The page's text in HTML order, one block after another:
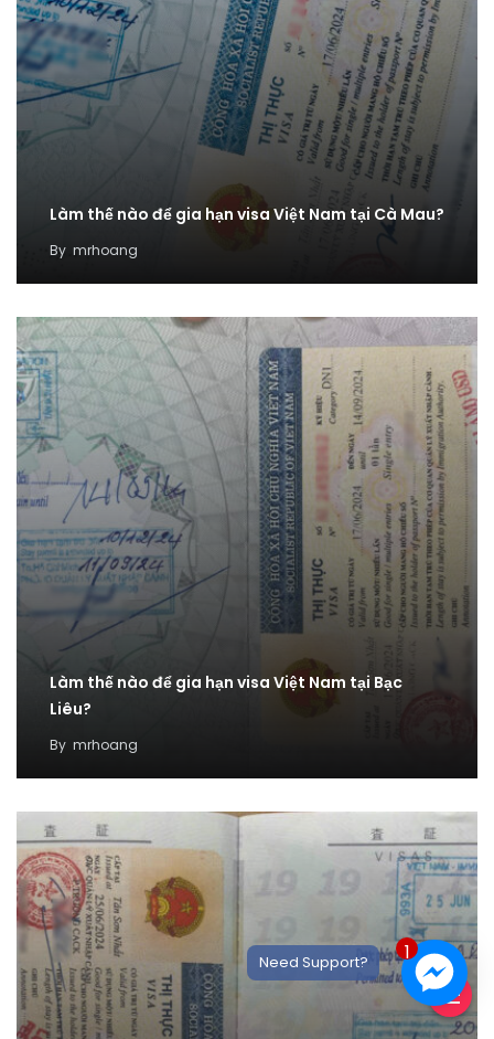
Làm thế nào để gia hạn visa Việt Nam tại Cà Mau?
By mrhoang
Làm thế nào để gia hạn visa Việt Nam tại Bạc
Liêu?
By mrhoang
1
Need Support?